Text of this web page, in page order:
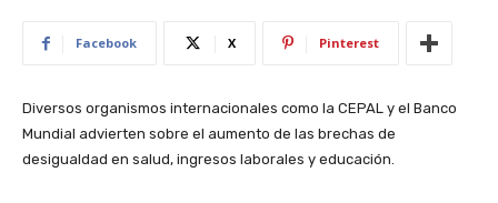
Facebook X Pinterest
Diversos organismos internacionales como la CEPAL y el Banco
Mundial advierten sobre el aumento de las brechas de
desigualdad en salud, ingresos laborales y educación.